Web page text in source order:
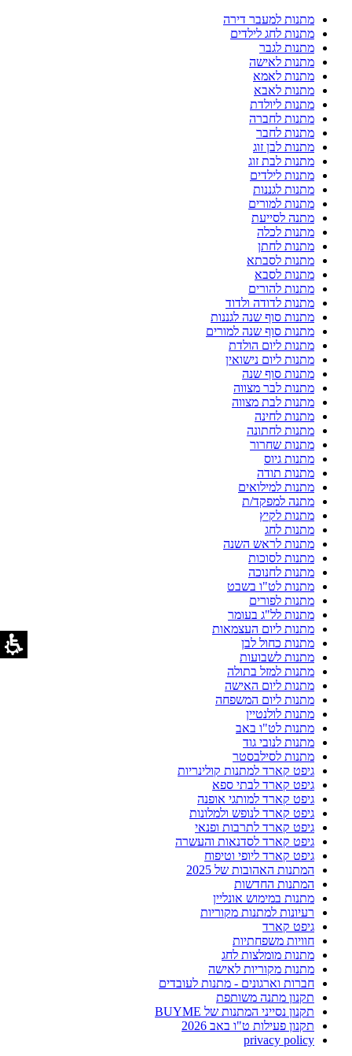
מתנות למעבר דירה
מתנות לחג לילדים
מתנות לגבר
מתנות לאישה
מתנות לאמא
מתנות לאבא
מתנות ליולדת
מתנות לחברה
מתנות לחבר
מתנות לבן זוג
מתנות לבת זוג
מתנות לילדים
מתנות לגננות
מתנות למורים
מתנה לסייעת
מתנות לכלה
מתנות לחתן
מתנות לסבתא
מתנות לסבא
מתנות להורים
מתנות לדודה ולדוד
מתנות סוף שנה לגננות
מתנות סוף שנה למורים
מתנות ליום הולדת
מתנות ליום נישואין
מתנות סוף שנה
מתנות לבר מצווה
מתנות לבת מצווה
מתנות לחינה
מתנות לחתונה
מתנות שחרור
מתנות גיוס
מתנות תודה
מתנות למילואים
מתנה למפקד/ת
מתנות לקיץ
מתנות לחג
מתנות לראש השנה
מתנות לסוכות
מתנות לחנוכה
מתנות לט"ו בשבט
מתנות לפורים
מתנות לל"ג בעומר
מתנות ליום העצמאות
מתנות כחול לבן
מתנות לשבועות
מתנות למזל בתולה
מתנות ליום האישה
מתנות ליום המשפחה
מתנות לולנטיין
מתנות לט"ו באב
מתנות לנובי גוד
מתנות לסילבסטר
גיפט קארד למתנות קולינריות
גיפט קארד לבתי ספא
גיפט קארד למותגי אופנה
גיפט קארד לנופש ולמלונות
גיפט קארד לתרבות ופנאי
גיפט קארד לסדנאות והעשרה
גיפט קארד ליופי וטיפוח
המתנות האהובות של 2025
המתנות החדשות
מתנות במימוש אונליין
רעיונות למתנות מקוריות
גיפט קארד
חוויות משפחתיות
מתנות מומלצות לחג
מתנות מקוריות לאישה
חברות וארגונים - מתנות לעובדים
תקנון מתנה משותפת
תקנון נסייני המתנות של BUYME
תקנון פעילות ט"ו באב 2026
privacy policy